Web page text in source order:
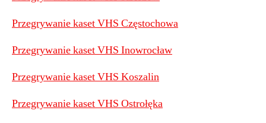
Przegrywanie kaset VHS Częstochowa
Przegrywanie kaset VHS Inowrocław
Przegrywanie kaset VHS Koszalin
Przegrywanie kaset VHS Ostrołęka